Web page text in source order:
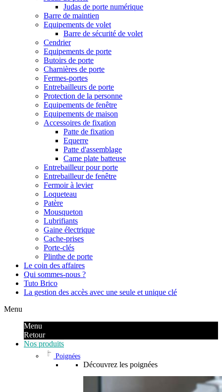
Judas de porte numérique
Barre de maintien
Equipements de volet
Barre de sécurité de volet
Cendrier
Equipements de porte
Butoirs de porte
Charnières de porte
Fermes-portes
Entrebailleurs de porte
Protection de la personne
Equipements de fenêtre
Equipements de maison
Accessoires de fixation
Patte de fixation
Equerre
Patte d'assemblage
Came plate batteuse
Entrebailleur pour porte
Entrebailleur de fenêtre
Fermoir à levier
Loqueteau
Patère
Mousqueton
Lubrifiants
Gaine électrique
Cache-prises
Porte-clés
Plinthe de porte
Le coin des affaires
Qui sommes-nous ?
Tuto Brico
La gestion des accès avec une seule et unique clé
Menu
Menu
Retour
Nos produits
Poignées
Découvrez les poignées